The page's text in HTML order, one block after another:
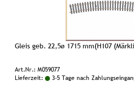
Gleis geb. 22,5ø 1715 mm(H107
Art.Nr.: M059077
Lieferzeit:
3-5 Tage nach